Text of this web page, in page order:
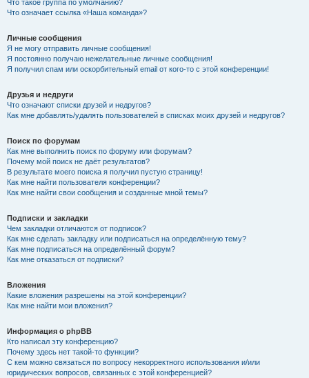
Что такое группа по умолчанию?
Что означает ссылка «Наша команда»?
Личные сообщения
Я не могу отправить личные сообщения!
Я постоянно получаю нежелательные личные сообщения!
Я получил спам или оскорбительный email от кого-то с этой конференции!
Друзья и недруги
Что означают списки друзей и недругов?
Как мне добавлять/удалять пользователей в списках моих друзей и недругов?
Поиск по форумам
Как мне выполнить поиск по форуму или форумам?
Почему мой поиск не даёт результатов?
В результате моего поиска я получил пустую страницу!
Как мне найти пользователя конференции?
Как мне найти свои сообщения и созданные мной темы?
Подписки и закладки
Чем закладки отличаются от подписок?
Как мне сделать закладку или подписаться на определённую тему?
Как мне подписаться на определённый форум?
Как мне отказаться от подписки?
Вложения
Какие вложения разрешены на этой конференции?
Как мне найти мои вложения?
Информация о phpBB
Кто написал эту конференцию?
Почему здесь нет такой-то функции?
С кем можно связаться по вопросу некорректного использования и/или
юридических вопросов, связанных с этой конференцией?